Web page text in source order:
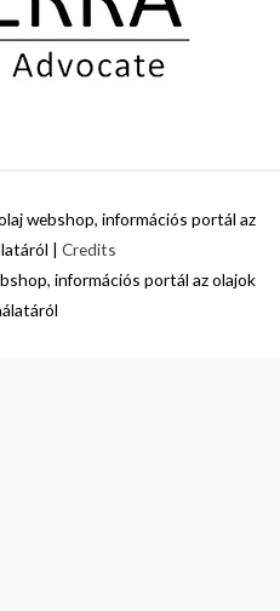
webshop, információs portál az
| Credits
információs portál az olajok